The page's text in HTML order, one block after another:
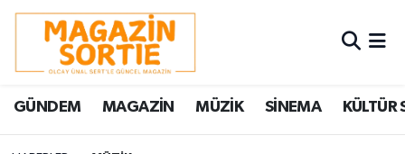
GÜNDEM MAGAZİN MÜZİK SİNEMA KÜLTÜR
Nöbetçi Eczaneler
Hava Durumu